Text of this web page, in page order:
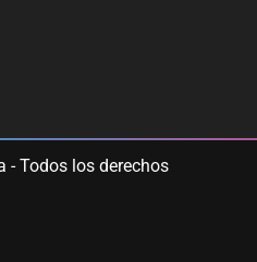
- Todos los derechos